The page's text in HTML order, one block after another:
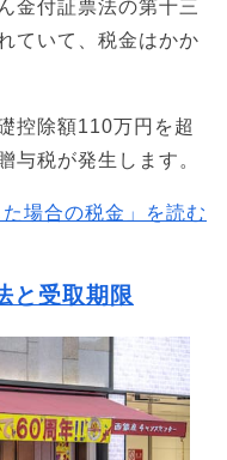
金付証票法の第十三
ていて、税金はかか
控除額110万円を超
与税が発生します。
た場合の税金」を読む
と受取期限